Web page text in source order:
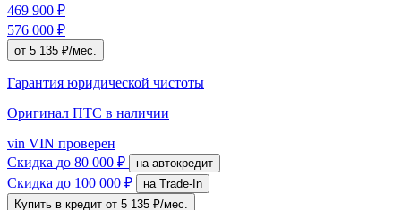
469 900 ₽
576 000 ₽
от 5 135 ₽/мес.
Гарантия юридической чистоты
Оригинал ПТС в наличии
vin VIN проверен
Скидка до 80 000 ₽ на автокредит
Скидка до 100 000 ₽
на Trade-In
Купить в кредит от 5 135 ₽/мес.